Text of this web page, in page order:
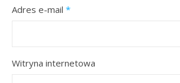
Adres e-mail *
Witryna internetowa